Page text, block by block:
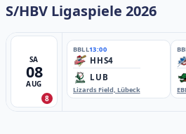
S/HBV Ligaspiele 2026
SA
08
AUG
8
BBLL13:00
HHS4
LUB
Lizards Field, Lübeck